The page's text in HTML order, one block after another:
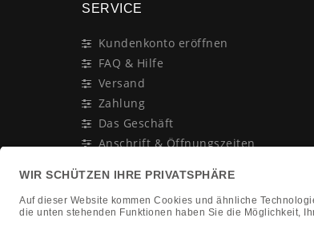
SERVICE
Kundenkonto eröffnen
FAQ & Hilfe
Versand
Zahlung
Das Geschäft
Anschrift & Öffnungszeiten
Newsletter
In Gedenken an: